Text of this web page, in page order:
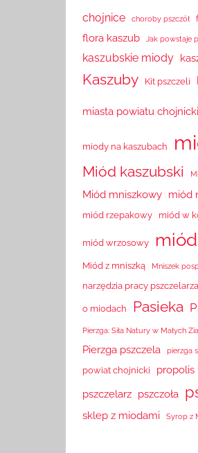
chojnice choroby pszczół
flora kaszub Jak powstaje
kaszubskie miody
Kaszuby Kit pszczeli
miasta powiatu
miody na kaszubach
Miód kaszubski
Miód mniszkowy miód
miód rzepakowy miód w
miód wrzosowy
Miód z mniszką Mniszek
narzędzia pracy pszczelarza
o miodach Pasieka
Pierzga: Siła Natury w Małych
Pierzga pszczela pierzga
powiat chojnicki propolis
pszczelarz pszczoła
sklep z miodami Syrop z